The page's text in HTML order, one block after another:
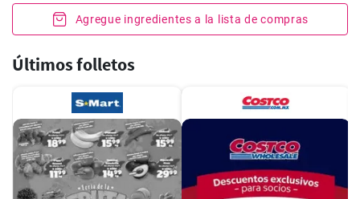
Agregue ingredientes a la lista de compras
Últimos folletos